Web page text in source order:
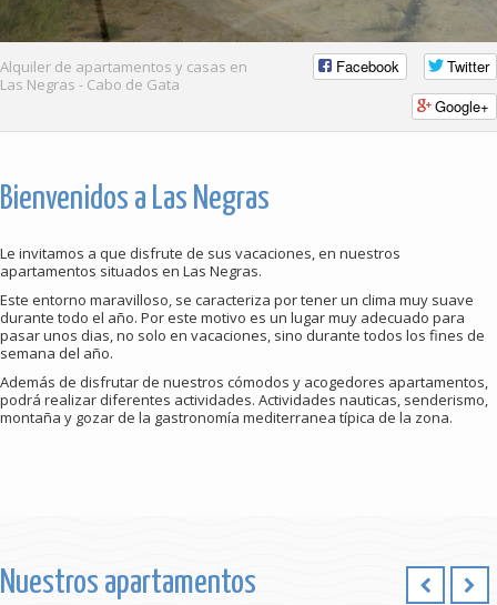
Alquiler de apartamentos y casas en
Las Negras - Cabo de Gata
Facebook
Twitter
Google+
Bienvenidos a Las Negras
Le invitamos a que disfrute de sus vacaciones, en nuestros
apartamentos situados en Las Negras.
Este entorno maravilloso, se caracteriza por tener un clima muy suave
durante todo el año. Por este motivo es un lugar muy adecuado para
pasar unos dias, no solo en vacaciones, sino durante todos los fines de
semana del año.
Además de disfrutar de nuestros cómodos y acogedores apartamentos,
podrá realizar diferentes actividades. Actividades nauticas, senderismo,
montaña y gozar de la gastronomía mediterranea típica de la zona.
Nuestros apartamentos